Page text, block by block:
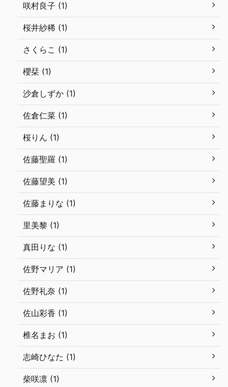
咲村良子 (1)
桜井紗稀 (1)
さくらこ (1)
櫻栞 (1)
沙倉しずか (1)
佐倉仁菜 (1)
桜りん (1)
佐藤聖羅 (1)
佐藤望美 (1)
佐藤まりな (1)
里美黎 (1)
真田りな (1)
佐野マリア (1)
佐野礼奈 (1)
佐山彩香 (1)
椎名まお (1)
志崎ひなた (1)
柴咲凛 (1)